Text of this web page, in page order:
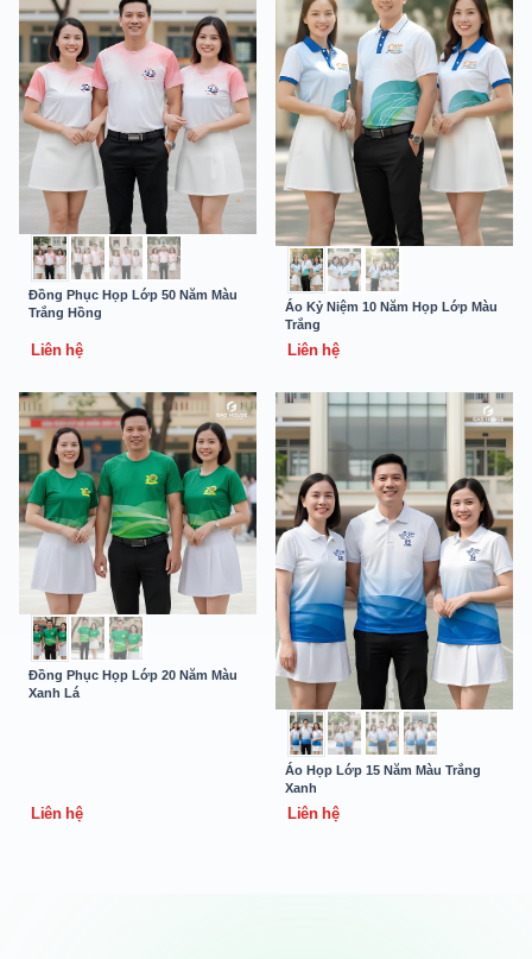
Đồng Phục Họp Lớp 50 Năm Màu
Trắng Hồng
Liên hệ
Áo Kỷ Niệm 10 Năm Họp Lớp Màu
Trắng
Liên hệ
Đồng Phục Họp Lớp 20 Năm Màu
Xanh Lá
Liên hệ
Áo Họp Lớp 15 Năm Màu Trắng
Xanh
Liên hệ